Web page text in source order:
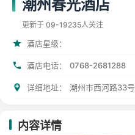
潮州春光酒店
更新于 09-19235人关注
酒店星级：
酒店电话： 0768-2681288
详细地址： 潮州市西河路33号
内容详情